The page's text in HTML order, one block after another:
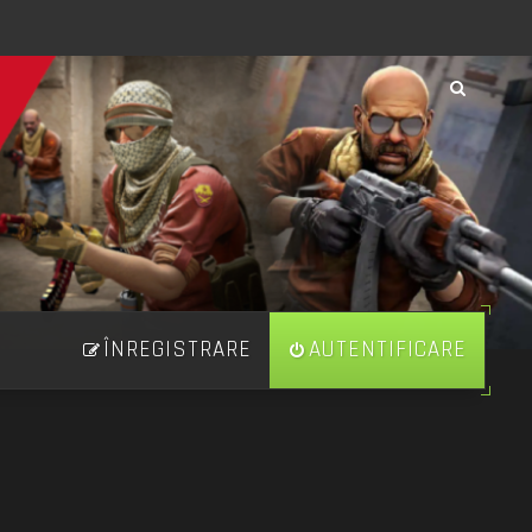
AUTENTIFICARE
ÎNREGISTRARE